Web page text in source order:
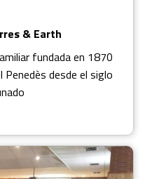
& Earth
fundada en 1870
desde el siglo